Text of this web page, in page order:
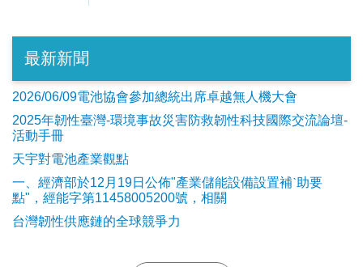
最新新聞
2026/06/09電池協會參加總統出席卓越無人機大會
2025年韌性臺灣-環境事故災害防救韌性科技國際交流論壇-
活動手冊
天宇對電池產業觀點
​一、經濟部於12月19日公佈"產業儲能設備設置補ˋ助要
點"，經能字第11458005200號，相關
台灣韌性供應鏈的全球競爭力